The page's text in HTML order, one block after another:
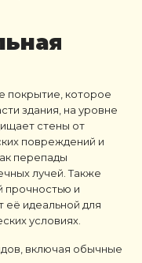
покрытие, которое
здания, на уровне
стены от
повреждений и
перепады
лучей. Также
прочностью и
её идеальной для
условиях.
включая обычные